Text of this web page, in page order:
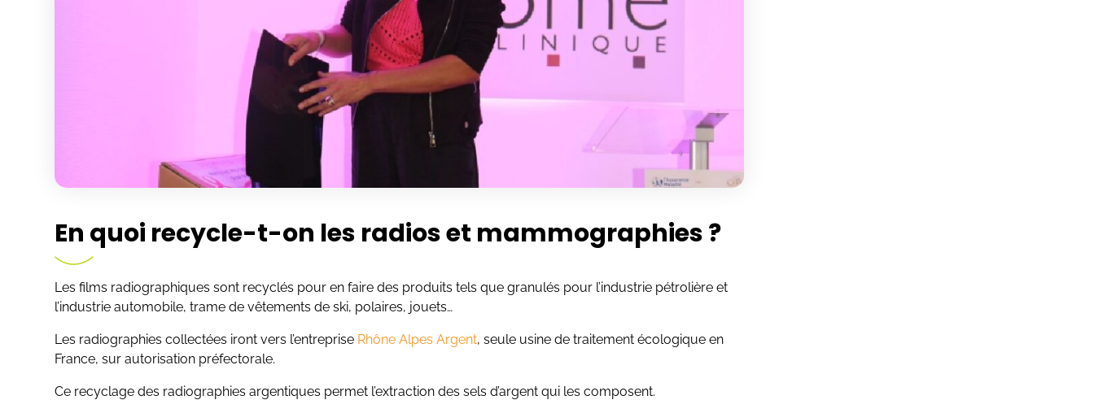
En quoi recycle-t-on les radios et mammographies ?
Les films radiographiques sont recyclés pour en faire des produits tels que granulés pour l’industrie pétrolière et
l’industrie automobile, trame de vêtements de ski, polaires, jouets…
Les radiographies collectées iront vers l’entreprise Rhône Alpes Argent, seule usine de traitement écologique en
France, sur autorisation préfectorale.
Ce recyclage des radiographies argentiques permet l’extraction des sels d’argent qui les composent.